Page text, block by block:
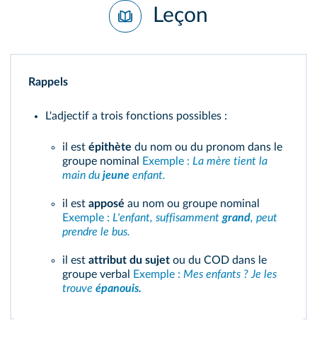
Leçon
Rappels
L'adjectif a trois fonctions possibles :
il est épithète du nom ou du pronom dans le
groupe nominal
Exemple : La mère tient la
main du jeune enfant.
il est apposé au nom ou groupe nominal
Exemple : L'enfant, suffisamment grand, peut
prendre le bus.
il est attribut du sujet ou du COD dans le
groupe verbal
Exemple : Mes enfants ? Je les
trouve épanouis.